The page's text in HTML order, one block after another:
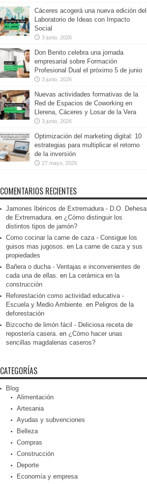
Cáceres acogerá una nueva edición del
Laboratorio de Ideas con Impacto
Social
3 junio, 2026
Don Benito celebra una jornada
empresarial sobre Formación
Profesional Dual el próximo 5 de junio
3 junio, 2026
Nuevas actividades formativas de la
Red de Espacios de Coworking en
Llerena, Cáceres y Losar de la Vera
3 junio, 2026
Optimización del marketing digital: 10
estrategias para multiplicar el retorno
de la inversión
27 mayo, 2026
COMENTARIOS RECIENTES
Jamones Ibéricos de Extremadura - D.O. Dehesa
de Extremadura. en ¿Cómo distinguir los
distintos tipos de jamón?
Como cocinar la carne de caza - Consigue los
guisos mas jugosos. en La carne de caza y sus
propiedades
Bañera o ducha - Ventajas e inconvenientes de
cada una de ellas. en La cerámica en la
construcción
Reforestación como actividad educativa -
Escuela y Medio Ambiente. en Peligros de la
deforestación
Bizcocho de limón fácil - Deliciosa receta de
repostería casera. en ¿Cómo hacer unas
sencillas magdalenas caseros?
CATEGORÍAS
Blog
Alimentación
Artesania
Ayudas y subvenciones
Belleza
Compras
Construcción
Deporte
Economía y empresa